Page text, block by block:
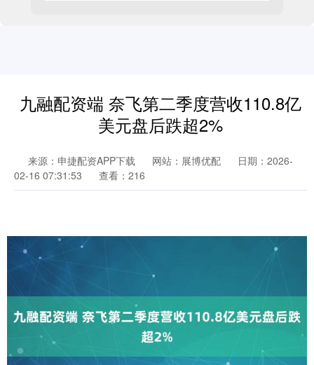
九融配资端 奈飞第二季度营收110.8亿
美元盘后跌超2%
来源：申捷配资APP下载 网站：展博优配
日期：2026-
02-16 07:31:53
查看：216